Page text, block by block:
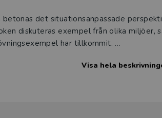
det situationsanpassade
diskuteras exempel från olika miljöer‚
har tillkommit.
Visa hela